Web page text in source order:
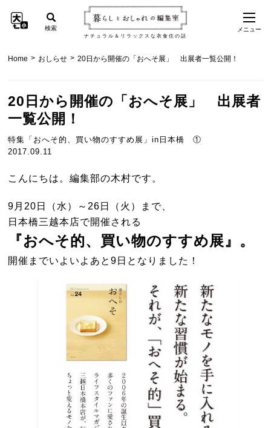
ナチュラル＆リラックスな衣食住の話
検索 メニュー
Home > おしらせ > 20日から開催の「おへそ展」 出展者一覧公開！
20日から開催の「おへそ展」 出展者
一覧公開！
特集「おへそ的、買い物のすすめ展」in日本橋 ①
2017.09.11
こんにちは。編集部の木村です。
9月20日（水）～26日（火）まで、
日本橋三越本店で開催される
『おへそ的、買い物のすすめ展』。
開催までいよいよあと9日となりました！